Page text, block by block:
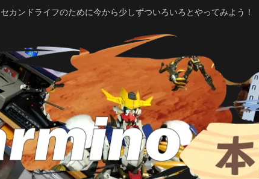
セカンドライフのために今から少しずついろいろとやってみよう！